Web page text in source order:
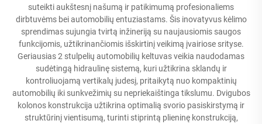
suteikti aukštesnį našumą ir patikimumą profesionaliems
dirbtuvėms bei automobilių entuziastams. Šis inovatyvus kėlimo
sprendimas sujungia tvirtą inžineriją su naujausiomis saugos
funkcijomis, užtikrinančiomis išskirtinį veikimą įvairiose srityse.
Geriausias 2 stulpelių automobilių keltuvas veikia naudodamas
sudėtingą hidraulinę sistemą, kuri užtikrina sklandų ir
kontroliuojamą vertikalų judesį, pritaikytą nuo kompaktinių
automobilių iki sunkvežimių su nepriekaištinga tikslumu. Dvigubos
kolonos konstrukcija užtikrina optimalią svorio pasiskirstymą ir
struktūrinį vientisumą, turinti stiprintą plieninę konstrukciją,